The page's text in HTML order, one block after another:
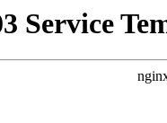
Service